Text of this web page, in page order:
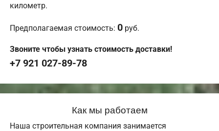
километр.
Предполагаемая стоимость: 0 руб.
Звоните чтобы узнать стоимость доставки!
+7 921 027-89-78
Как мы работаем
Наша строительная компания занимается